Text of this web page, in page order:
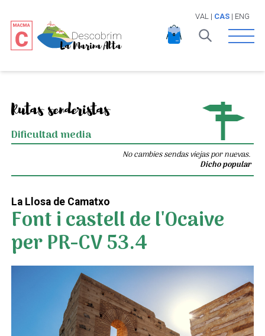
VAL | CAS| ENG
Open
Rutas senderistas
Dificultad media
No cambies sendas viejas por nuevas.
Dicho popular
La Llosa de Camatxo
Font i castell de l'Ocaive
per PR-CV 53.4